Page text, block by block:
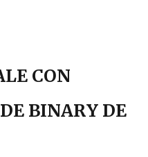
CON
BINARY DE